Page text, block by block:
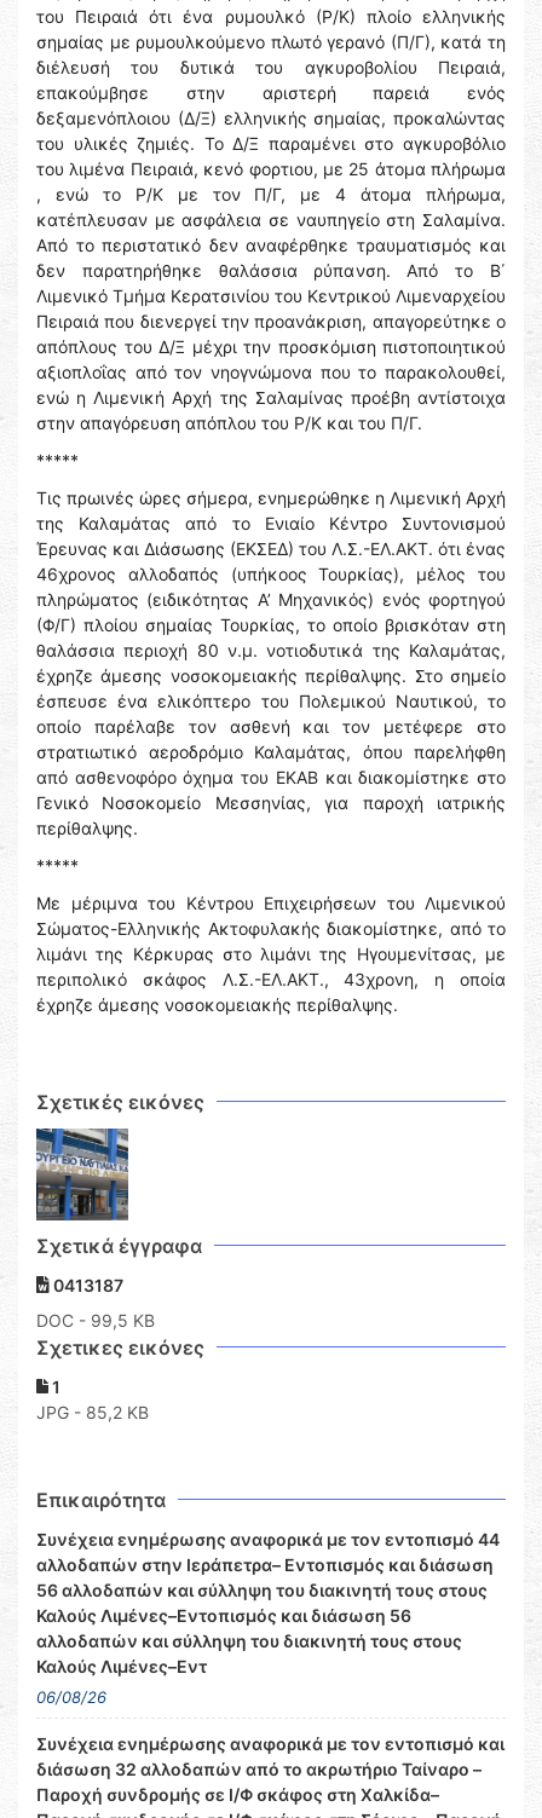
του Πειραιά ότι ένα ρυμουλκό (Ρ/Κ) πλοίο ελληνικής
σημαίας με ρυμουλκούμενο πλωτό γερανό (Π/Γ), κατά τη
διέλευσή του δυτικά του αγκυροβολίου Πειραιά,
επακούμβησε στην αριστερή παρειά ενός
δεξαμενόπλοιου (Δ/Ξ) ελληνικής σημαίας, προκαλώντας
του υλικές ζημιές. Το Δ/Ξ παραμένει στο αγκυροβόλιο
του λιμένα Πειραιά, κενό φορτιου, με 25 άτομα πλήρωμα
, ενώ το Ρ/Κ με τον Π/Γ, με 4 άτομα πλήρωμα,
κατέπλευσαν με ασφάλεια σε ναυπηγείο στη Σαλαμίνα.
Από το περιστατικό δεν αναφέρθηκε τραυματισμός και
δεν παρατηρήθηκε θαλάσσια ρύπανση. Από το Β΄
Λιμενικό Τμήμα Κερατσινίου του Κεντρικού Λιμεναρχείου
Πειραιά που διενεργεί την προανάκριση, απαγορεύτηκε ο
απόπλους του Δ/Ξ μέχρι την προσκόμιση πιστοποιητικού
αξιοπλοΐας από τον νηογνώμονα που το παρακολουθεί,
ενώ η Λιμενική Αρχή της Σαλαμίνας προέβη αντίστοιχα
στην απαγόρευση απόπλου του Ρ/Κ και του Π/Γ.
*****
Τις πρωινές ώρες σήμερα, ενημερώθηκε η Λιμενική Αρχή
της Καλαμάτας από το Ενιαίο Κέντρο Συντονισμού
Έρευνας και Διάσωσης (ΕΚΣΕΔ) του Λ.Σ.-ΕΛ.ΑΚΤ. ότι ένας
46χρονος αλλοδαπός (υπήκοος Τουρκίας), μέλος του
πληρώματος (ειδικότητας Α’ Μηχανικός) ενός φορτηγού
(Φ/Γ) πλοίου σημαίας Τουρκίας, το οποίο βρισκόταν στη
θαλάσσια περιοχή 80 ν.μ. νοτιοδυτικά της Καλαμάτας,
έχρηζε άμεσης νοσοκομειακής περίθαλψης. Στο σημείο
έσπευσε ένα ελικόπτερο του Πολεμικού Ναυτικού, το
οποίο παρέλαβε τον ασθενή και τον μετέφερε στο
στρατιωτικό αεροδρόμιο Καλαμάτας, όπου παρελήφθη
από ασθενοφόρο όχημα του ΕΚΑΒ και διακομίστηκε στο
Γενικό Νοσοκομείο Μεσσηνίας, για παροχή ιατρικής
περίθαλψης.
*****
Με μέριμνα του Κέντρου Επιχειρήσεων του Λιμενικού
Σώματος-Ελληνικής Ακτοφυλακής διακομίστηκε, από το
λιμάνι της Κέρκυρας στο λιμάνι της Ηγουμενίτσας, με
περιπολικό σκάφος Λ.Σ.-ΕΛ.ΑΚΤ., 43χρονη, η οποία
έχρηζε άμεσης νοσοκομειακής περίθαλψης.
Σχετικές εικόνες
Σχετικά έγγραφα
0413187
DOC - 99,5 KB
Σχετικες εικόνες
1
JPG - 85,2 KB
Επικαιρότητα
Συνέχεια ενημέρωσης αναφορικά με τον εντοπισμό 44
αλλοδαπών στην Ιεράπετρα– Εντοπισμός και διάσωση
56 αλλοδαπών και σύλληψη του διακινητή τους στους
Καλούς Λιμένες–Εντοπισμός και διάσωση 56
αλλοδαπών και σύλληψη του διακινητή τους στους
Καλούς Λιμένες–Εντ
06/08/26
Συνέχεια ενημέρωσης αναφορικά με τον εντοπισμό και
διάσωση 32 αλλοδαπών από το ακρωτήριο Ταίναρο –
Παροχή συνδρομής σε Ι/Φ σκάφος στη Χαλκίδα–